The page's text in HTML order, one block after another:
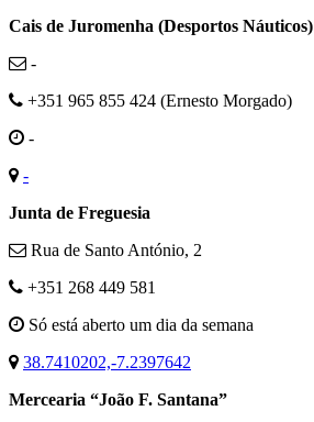
Cais de Juromenha (Desportos Náuticos)
-
+351 965 855 424 (Ernesto Morgado)
-
-
Junta de Freguesia
Rua de Santo António, 2
+351 268 449 581
Só está aberto um dia da semana
38.7410202,-7.2397642
Mercearia “João F. Santana”